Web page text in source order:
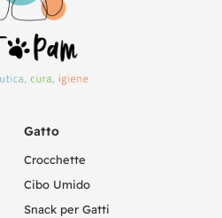
Gatto
Crocchette
Cibo Umido
Snack per Gatti